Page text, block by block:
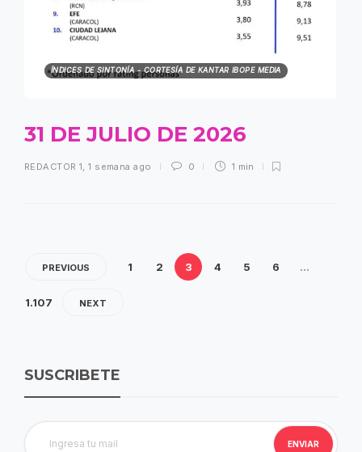
ÍNDICES DE SINTONÍA - CORTESÍA DE KANTAR IBOPE MEDIA
31 DE JULIO DE 2026
REDACTOR 1 ,1 semana ago 0 1 min
PREVIOUS 1 2 3 4 5 6 …
1.107 NEXT
SUSCRIBETE